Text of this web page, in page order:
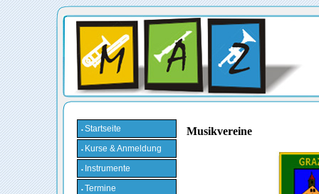
• Startseite
• Kurse & Anmeldung
• Instrumente
• Termine
Musikvereine